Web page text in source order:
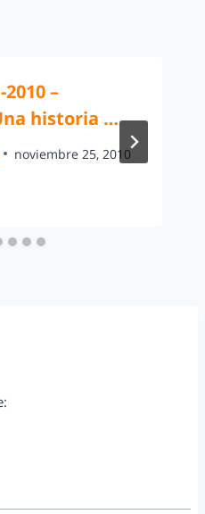
–
historia …
noviembre 25, 2010